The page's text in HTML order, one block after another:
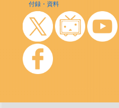
付録・資料